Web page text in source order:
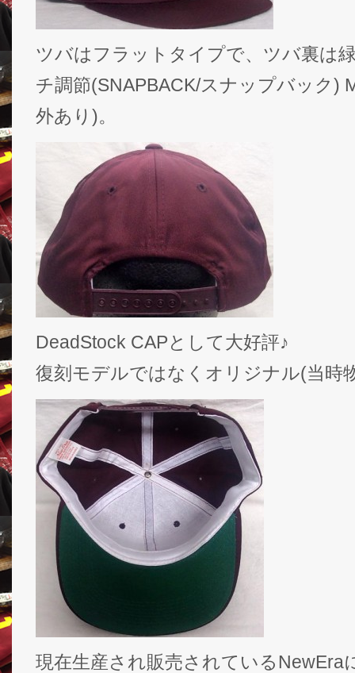
ツバはフラットタイプで、ツバ裏は
チ調節(SNAPBACK/スナップバック)
外あり)。
DeadStock CAPとして大好評♪
復刻モデルではなくオリジナル(当時
現在生産され販売されているNewEra